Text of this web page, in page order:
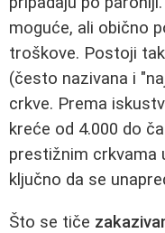
moguće, ali obično
troškove. Postoji
(često nazivana i
crkve. Prema
kreće od 4.000 do
prestižnim crkvama
ključno da se
Što se tiče